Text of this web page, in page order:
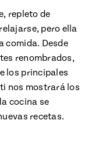
#MustEat
repleto de
pero ella
comida. Desde
renombrados,
los principales
nos mostrará los
cocina se
recetas.